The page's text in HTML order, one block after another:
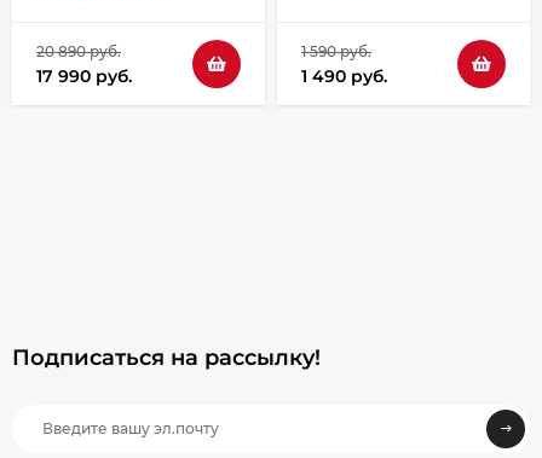
20 890 руб.
17 990 руб.
1 590 руб.
1 490 руб.
Подписаться на рассылкy!